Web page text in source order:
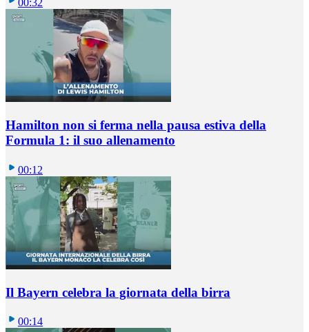
00:32
Hamilton non si ferma nella pausa estiva della
Formula 1: il suo allenamento
00:12
Il Bayern celebra la giornata della birra
00:14